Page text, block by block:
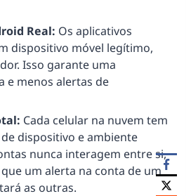
Real: Os aplicativos
dispositivo móvel legítimo,
Isso garante uma
e menos alertas de
Cada celular na nuvem tem
dispositivo e ambiente
nunca interagem entre si,
um alerta na conta de um
as outras.